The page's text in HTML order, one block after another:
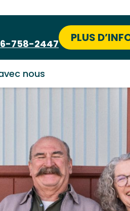
758-2447 PLUS
nous